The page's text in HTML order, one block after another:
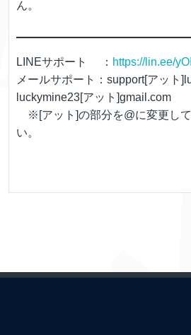
ん。
LINEサポート ： https://lin.ee/
メールサポート：support[アッ
luckymine23[アット]gmail.com
※[アット]の部分を@に変更し
い。